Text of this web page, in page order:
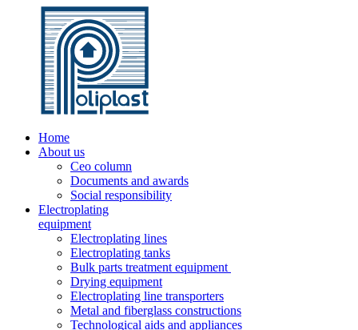
Home
About us
Ceo column
Documents and awards
Social responsibility
Electroplating
equipment
Electroplating lines
Electroplating tanks
Bulk parts treatment equipment
Drying equipment
Electroplating line transporters
Metal and fiberglass constructions
Technological aids and appliances